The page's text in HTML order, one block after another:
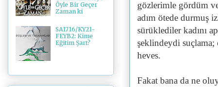
gözlerimle gördüm
adım ötede durmuş
sürüklediler kadını
şeklindeydi suçlama;
heves.
Fakat bana da ne
Öyle Bir Geçer
Zaman ki
SA1716/KY21-
FEYB2: Kime
Eğitim Şart?